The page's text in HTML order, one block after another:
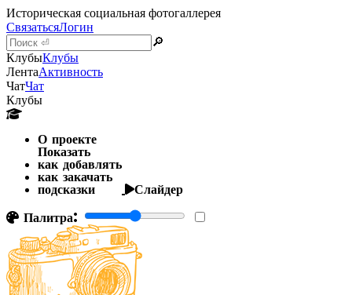
Историческая социальная фотогаллерея
СвязатьсяЛогин
🔎
КлубыКлубы
ЛентаАктивность
ЧатЧат
Клубы
О проекте
Показать
как добавлять
как закачать
подсказки
Слайдер
Палитра: